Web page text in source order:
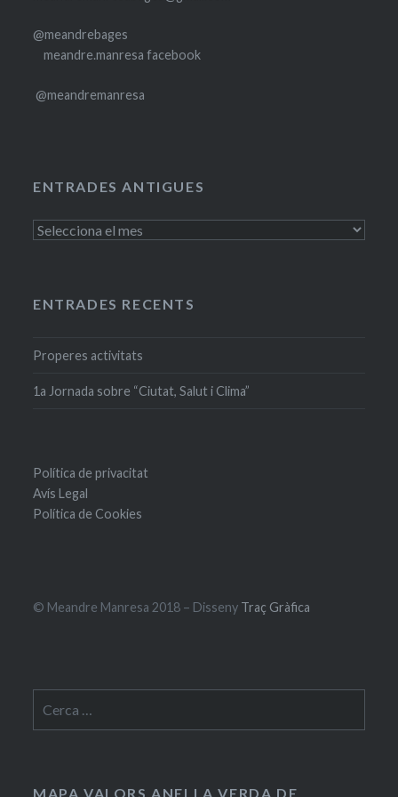
@meandrebages
meandre.manresa facebook
@meandremanresa
ENTRADES ANTIGUES
Entrades
ENTRADES RECENTS
Properes activitats
1a Jornada sobre “Ciutat, Salut i Clima”
Política de privacitat
Avís Legal
Política de Cookies
© Meandre Manresa 2018 – Disseny Traç Gràfica
MAPA VALORS ANELLA VERDA DE